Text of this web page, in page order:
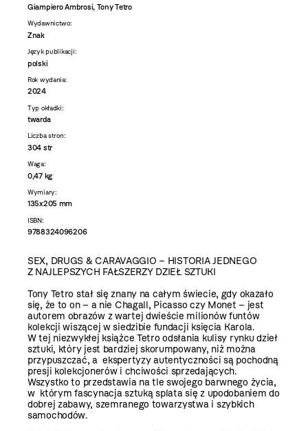
Giampiero Ambrosi, Tony Tetro
Wydawnictwo:
Znak
Język publikacji:
polski
Rok wydania:
2024
Typ okładki:
twarda
Liczba stron:
304 str
Waga:
0,47 kg
Wymiary:
135x205 mm
ISBN:
9788324096206
SEX, DRUGS & CARAVAGGIO – HISTORIA JEDNEGO
Z NAJLEPSZYCH FAŁSZERZY DZIEŁ SZTUKI
Tony Tetro stał się znany na całym świecie, gdy okazało
się, że to on – a nie Chagall, Picasso czy Monet – jest
autorem obrazów z wartej dwieście milionów funtów
kolekcji wiszącej w siedzibie fundacji księcia Karola.
W tej niezwykłej książce Tetro odsłania kulisy rynku dzieł
sztuki, który jest bardziej skorumpowany, niż można
przypuszczać, a ekspertyzy autentyczności są pochodną
presji kolekcjonerów i chciwości sprzedających.
Wszystko to przedstawia na tle swojego barwnego życia,
w którym fascynacja sztuką splata się z upodobaniem do
dobrej zabawy, szemranego towarzystwa i szybkich
samochodów.